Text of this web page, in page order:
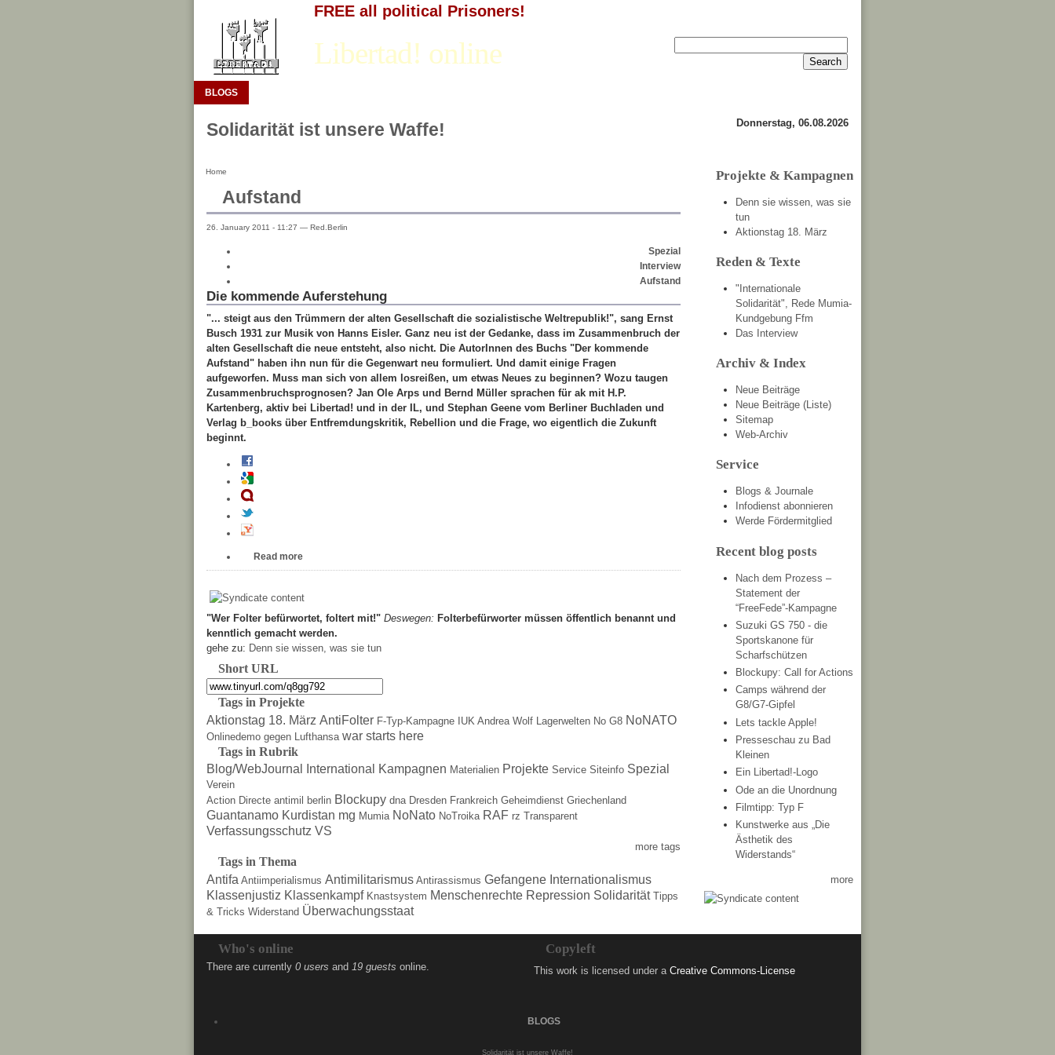
FREE all political Prisoners!
Libertad! online
BLOGS
Solidarität ist unsere Waffe! Donnerstag, 06.08.2026
Home
Aufstand
26. January 2011 - 11:27 — Red.Berlin
Spezial
Interview
Aufstand
Die kommende Auferstehung
"... steigt aus den Trümmern der alten Gesellschaft die sozialistische Weltrepublik!", sang Ernst
Busch 1931 zur Musik von Hanns Eisler. Ganz neu ist der Gedanke, dass im Zusammenbruch der
alten Gesellschaft die neue entsteht, also nicht. Die AutorInnen des Buchs "Der kommende
Aufstand" haben ihn nun für die Gegenwart neu formuliert. Und damit einige Fragen
aufgeworfen. Muss man sich von allem losreißen, um etwas Neues zu beginnen? Wozu taugen
Zusammenbruchsprognosen? Jan Ole Arps und Bernd Müller sprachen für ak mit H.P.
Kartenberg, aktiv bei Libertad! und in der IL, und Stephan Geene vom Berliner Buchladen und
Verlag b_books über Entfremdungskritik, Rebellion und die Frage, wo eigentlich die Zukunft
beginnt.
Read more
"Wer Folter befürwortet, foltert mit!" Deswegen: Folterbefürworter müssen öffentlich benannt und
kenntlich gemacht werden.
gehe zu: Denn sie wissen, was sie tun
Short URL
Tags in Projekte
Aktionstag 18. März AntiFolter F-Typ-Kampagne IUK Andrea Wolf Lagerwelten No G8 NoNATO
Onlinedemo gegen Lufthansa war starts here
Tags in Rubrik
Blog/WebJournal International Kampagnen Materialien Projekte Service Siteinfo Spezial
Verein
Action Directe antimil berlin Blockupy dna Dresden Frankreich Geheimdienst Griechenland
Guantanamo Kurdistan mg Mumia NoNato NoTroika RAF rz Transparent
Verfassungsschutz VS
more tags
Tags in Thema
Antifa Antiimperialismus Antimilitarismus Antirassismus Gefangene Internationalismus
Klassenjustiz Klassenkampf Knastsystem Menschenrechte Repression Solidarität Tipps
& Tricks Widerstand Überwachungsstaat
Projekte & Kampagnen
Denn sie wissen, was sie
tun
Aktionstag 18. März
Reden & Texte
"Internationale
Solidarität", Rede Mumia-
Kundgebung Ffm
Das Interview
Archiv & Index
Neue Beiträge
Neue Beiträge (Liste)
Sitemap
Web-Archiv
Service
Blogs & Journale
Infodienst abonnieren
Werde Fördermitglied
Recent blog posts
Nach dem Prozess –
Statement der
“FreeFede”-Kampagne
Suzuki GS 750 - die
Sportskanone für
Scharfschützen
Blockupy: Call for Actions
Camps während der
G8/G7-Gipfel
Lets tackle Apple!
Presseschau zu Bad
Kleinen
Ein Libertad!-Logo
Ode an die Unordnung
Filmtipp: Typ F
Kunstwerke aus „Die
Ästhetik des
Widerstands“
more
Who's online
There are currently 0 users and 19 guests online.
Copyleft
This work is licensed under a Creative Commons-License
BLOGS
Solidarität ist unsere Waffe!